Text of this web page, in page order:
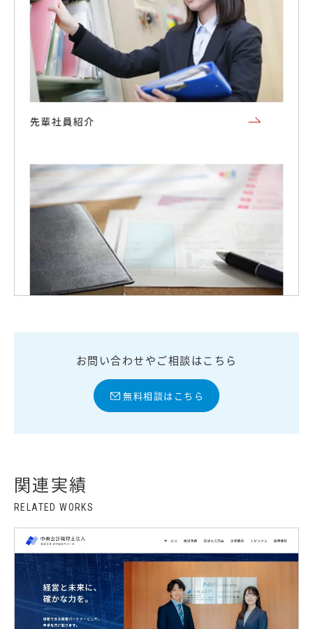
お問い合わせやご相談はこちら
無料相談はこちら
関連実績